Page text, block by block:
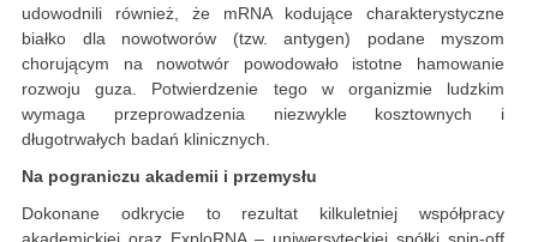
udowodnili również, że mRNA kodujące charakterystyczne
białko dla nowotworów (tzw. antygen) podane myszom
chorującym na nowotwór powodowało istotne hamowanie
rozwoju guza. Potwierdzenie tego w organizmie ludzkim
wymaga przeprowadzenia niezwykle kosztownych i
długotrwałych badań klinicznych.
Na pograniczu akademii i przemysłu
Dokonane odkrycie to rezultat kilkuletniej współpracy